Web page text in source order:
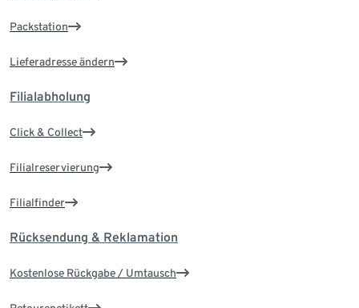
Packstation
Lieferadresse ändern
Filialabholung
Click & Collect
Filialreservierung
Filialfinder
Rücksendung & Reklamation
Kostenlose Rückgabe / Umtausch